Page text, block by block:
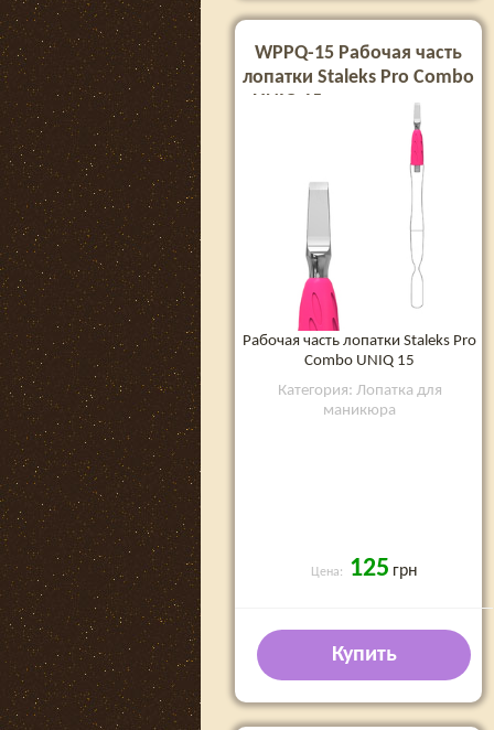
WPPQ-15 Рабочая часть
лопатки Staleks Pro Combo
UNIQ 15 лопасть прямая
Рабочая часть лопатки Staleks Pro
Combo UNIQ 15
Категория: Лопатка для
маникюра
Цена: 125 грн
Купить